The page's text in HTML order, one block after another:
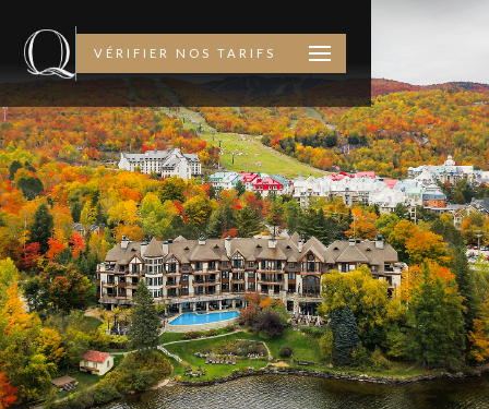
VÉRIFIER NOS TARIFS